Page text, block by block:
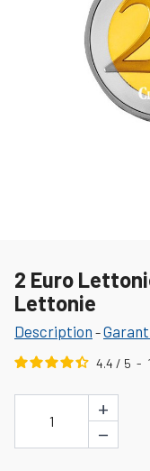
2 Euro
Lettonie
Description -
4.4 / 5 -
1
+
−